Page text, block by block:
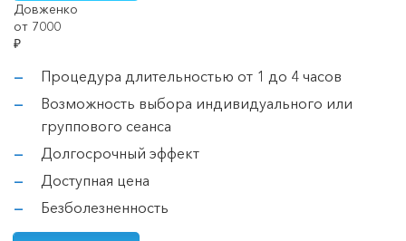
Довженко
от 7000
₽
Процедура длительностью от 1 до 4 часов
Возможность выбора индивидуального или
группового сеанса
Долгосрочный эффект
Доступная цена
Безболезненность